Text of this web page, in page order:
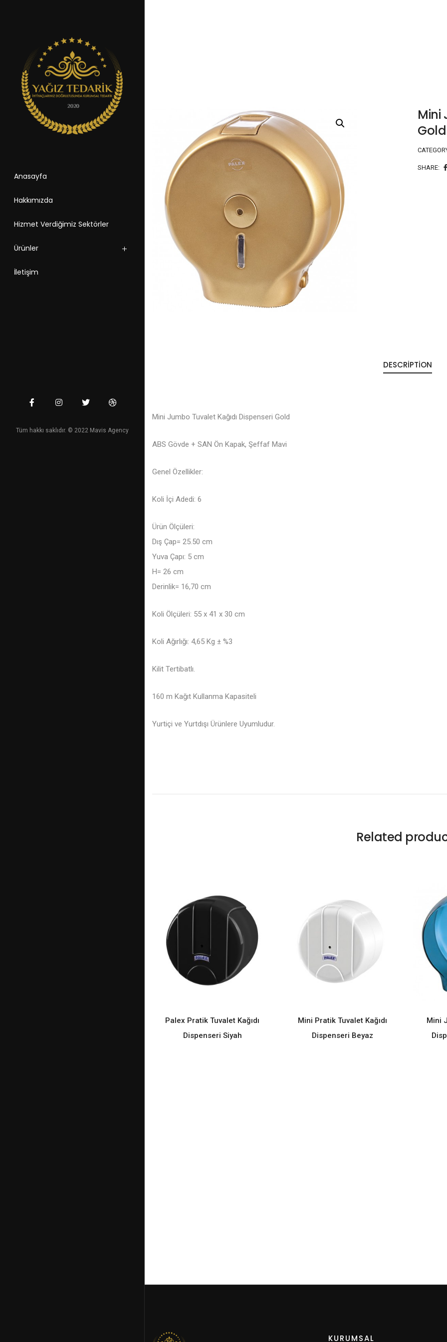
Anasayfa
Hakkımızda
Hizmet Verdiğimiz Sektörler
Ürünler
İletişim
Tüm hakkı saklıdır. © 2022 Mavis Agency
Mini
Gold
SHARE:
DESCRIPTION
Mini Jumbo Tuvalet Kağıdı Dispenseri Gold
ABS Gövde + SAN Ön Kapak, Şeffaf Mavi
Genel Özellikler:
Koli İçi Adedi: 6
Ürün Ölçüleri:
Dış Çap= 25.50 cm
Yuva Çapı: 5 cm
H= 26 cm
Derinlik= 16,70 cm
Koli Ölçüleri: 55 x 41 x 30 cm
Koli Ağırlığı: 4,65 Kg ± %3
Kilit Tertibatlı.
160 m Kağıt Kullanma Kapasiteli
Yurtiçi ve Yurtdışı Ürünlere Uyumludur.
Related
READ MORE
Palex Pratik Tuvalet Kağıdı
Dispenseri Siyah
READ MORE
Mini Pratik Tuvalet Kağıdı
Dispenseri Beyaz
Mini
KURUMSAL